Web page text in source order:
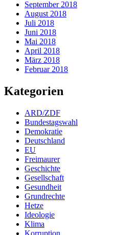
September 2018
August 2018
Juli 2018
Juni 2018
Mai 2018
April 2018
März 2018
Februar 2018
Kategorien
ARD/ZDF
Bundestagswahl
Demokratie
Deutschland
EU
Freimaurer
Geschichte
Gesellschaft
Gesundheit
Grundrechte
Hetze
Ideologie
Klima